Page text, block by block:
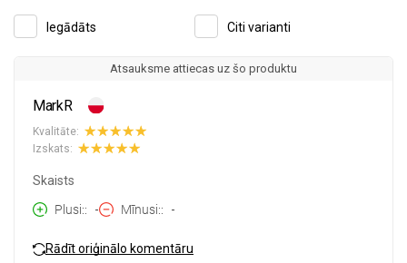
Iegādāts Citi varianti
Atsauksme attiecas uz šo produktu
MarkR
Kvalitāte:
Izskats:
Skaists
Plusi:
- Mīnusi: -
Rādīt oriģinālo komentāru